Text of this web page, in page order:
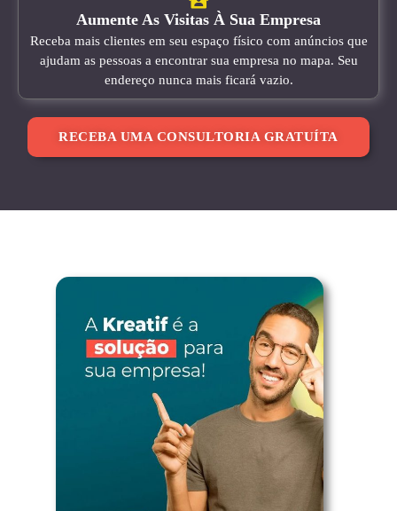
Aumente As Visitas À Sua Empresa
Receba mais clientes em seu espaço físico com anúncios que
ajudam as pessoas a encontrar sua empresa no mapa. Seu
endereço nunca mais ficará vazio.
RECEBA UMA CONSULTORIA GRATUÍTA